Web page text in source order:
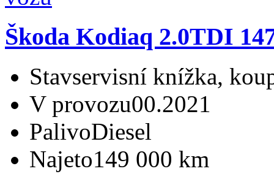
Škoda Kodiaq 2.0TDI
Stavservisní knížka,
V provozu00.2021
PalivoDiesel
Najeto149 000 km